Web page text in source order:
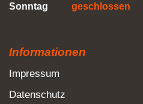
Sonntag geschlossen
Informationen
Impressum
Datenschutz